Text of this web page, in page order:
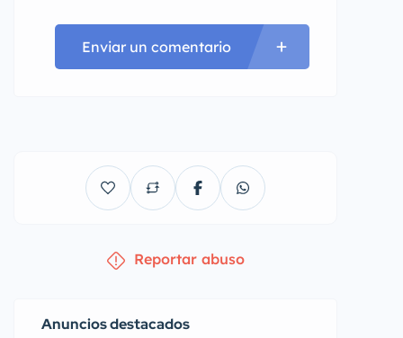
Enviar un comentario
Reportar abuso
Anuncios destacados